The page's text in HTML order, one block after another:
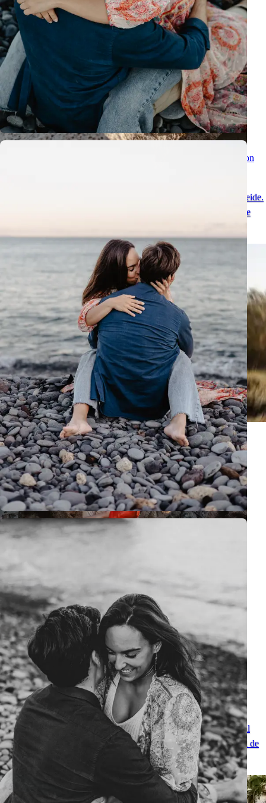
Sesión Romántica de Pareja en Tenerife - Momentos Especiales con
Una sesión natural de pareja en Tenerife en el entorno único del Teide.
Mira fotos románticas y descubre un lugar ideal para una pedida de
Fotógrafa de parejas en Tenerife: sesión romántica junto al océano
Fotógrafa de parejas en Tenerife para una sesión romántica junto al
océano: fotos naturales, paisajes volcánicos y un recuerdo especial de
las Islas Canarias.